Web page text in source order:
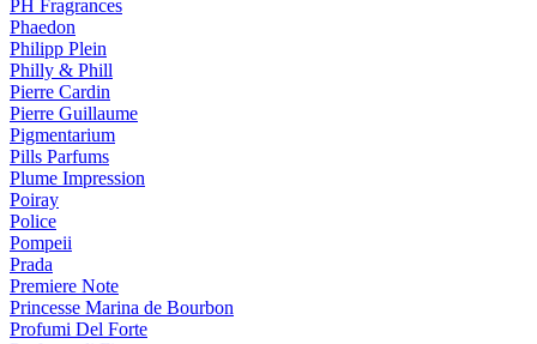
PH Fragrances
Phaedon
Philipp Plein
Philly & Phill
Pierre Cardin
Pierre Guillaume
Pigmentarium
Pills Parfums
Plume Impression
Poiray
Police
Pompeii
Prada
Premiere Note
Princesse Marina de Bourbon
Profumi Del Forte